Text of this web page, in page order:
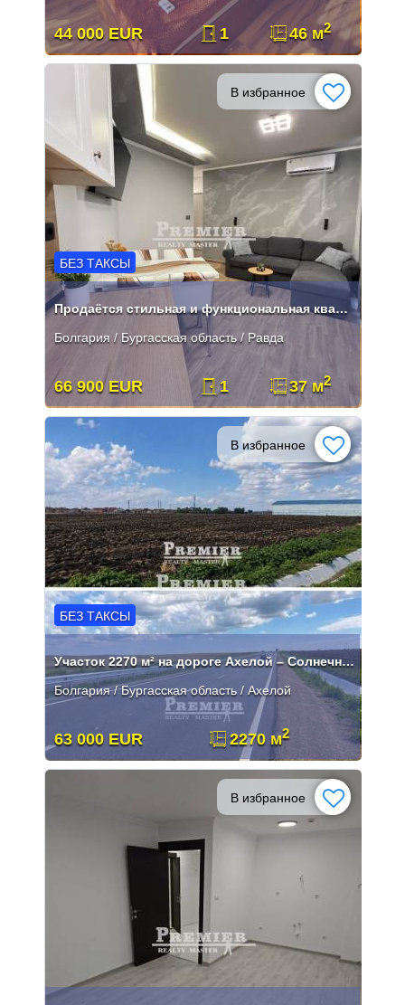
44 000 EUR 1 46 м2
В избранное
БЕЗ ТАКСЫ
Продаётся стильная и функциональная квартира в вилле «Глория»
Болгария / Бургасская область / Равда
66 900 EUR 1 37 м2
В избранное
БЕЗ ТАКСЫ
Участок 2270 м² на дороге Ахелой – Солнечный Берег
Болгария / Бургасская область / Ахелой
63 000 EUR 2270 м2
В избранное